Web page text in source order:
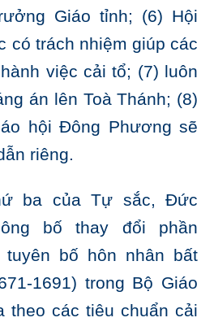
Giáo tỉnh; (6) Hội
có trách nhiệm giúp các
việc cải tổ; (7) luôn
án lên Toà Thánh; (8)
hội Đông Phương sẽ
riêng.
ba của Tự sắc, Đức
bố thay đổi phần
tuyên bố hôn nhân bất
1691) trong Bộ Giáo
theo các tiêu chuẩn cải